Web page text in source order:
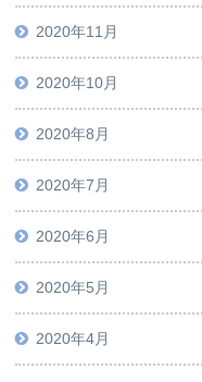
2020年11月
2020年10月
2020年8月
2020年7月
2020年6月
2020年5月
2020年4月